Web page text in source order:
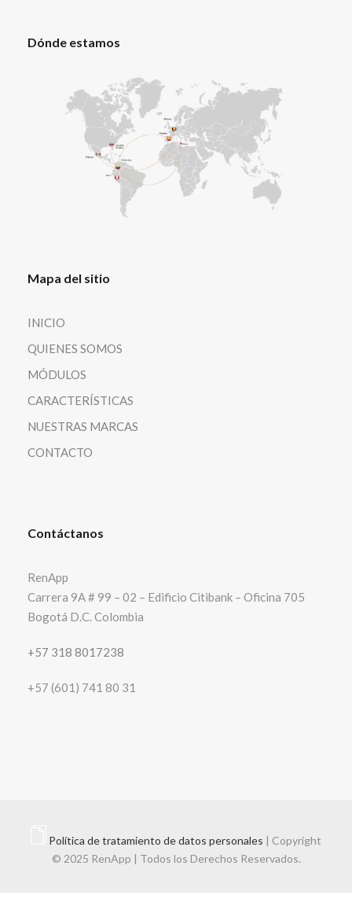
Dónde estamos
Mapa del sitio
INICIO
QUIENES SOMOS
MÓDULOS
CARACTERÍSTICAS
NUESTRAS MARCAS
CONTACTO
Contáctanos
RenApp
Carrera 9A # 99 – 02 – Edificio Citibank – Oficina 705
Bogotá D.C. Colombia
+57 318 8017238
+57 (601) 741 80 31
Política de tratamiento de datos personales | Copyright
© 2025 RenApp | Todos los Derechos Reservados.